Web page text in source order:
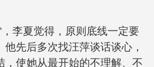
，李夏觉得，原则底线一定要
先后多次找汪萍谈话谈心，
，使她从最开始的不理解、不